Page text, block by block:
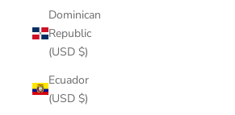
Dominican
Republic
(USD $)
Ecuador
(USD $)